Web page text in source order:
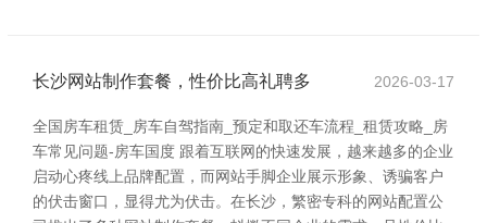
长沙网站制作套餐，性价比高礼聘多 2026-03-17
全国房车租赁_房车自驾指南_预定和取还车流程_租赁攻略_房
车常见问题-房车国度 跟着互联网的快速发展，越来越多的企业
启动心疼线上品牌配置，而网站手脚企业展示形象、诱骗客户
的伏击窗口，显得尤为伏击。在长沙，繁密专科的网站配置公